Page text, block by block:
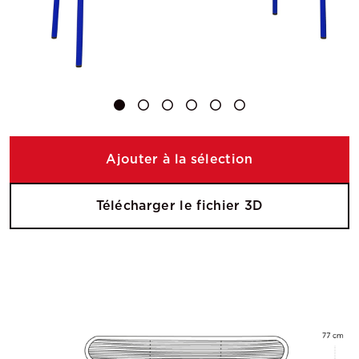
Ajouter à la sélection
Télécharger le fichier 3D